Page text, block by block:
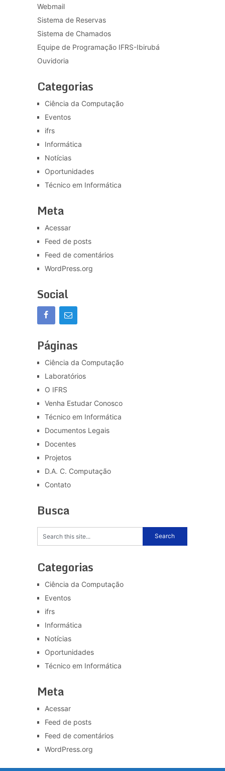
Webmail
Sistema de Reservas
Sistema de Chamados
Equipe de Programação IFRS-Ibirubá
Ouvidoria
Categorias
Ciência da Computação
Eventos
ifrs
Informática
Notícias
Oportunidades
Técnico em Informática
Meta
Acessar
Feed de posts
Feed de comentários
WordPress.org
Social
Páginas
Ciência da Computação
Laboratórios
O IFRS
Venha Estudar Conosco
Técnico em Informática
Documentos Legais
Docentes
Projetos
D.A. C. Computação
Contato
Busca
Categorias
Ciência da Computação
Eventos
ifrs
Informática
Notícias
Oportunidades
Técnico em Informática
Meta
Acessar
Feed de posts
Feed de comentários
WordPress.org